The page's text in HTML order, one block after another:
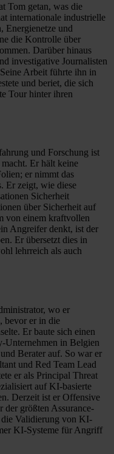
Tom getan, was die
internationale industrielle
Energienetze und
die Kontrolle über
Darüber hinaus
investigative Journalisten
Arbeit führte ihn in
und beriet, die sich
Tour hinter ihren
und Forschung ist
Er hält keine
er nimmt das
Er zeigt, wie diese
Sicherheit
über Sicherheit auf
von einem kraftvollen
Angreifer denkt, ist der
Er übersetzt dies in
lehrreich als auch
wo er
bevor er in die
Er baute sich einen
Unternehmen in Belgien
Berater auf. So war er
und Red Team Lead
er als Principal Threat
auf KI-basierte
Derzeit ist er Offensive
der größten Assurance-
die Validierung von KI-
KI-Systeme für Angriff